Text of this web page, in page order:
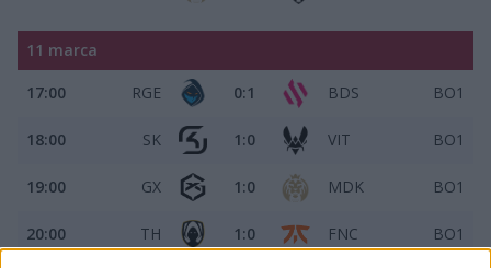
11 marca
17:00 RGE 0:1 BDS BO1
18:00 SK 1:0 VIT BO1
19:00 GX 1:0 MDK BO1
20:00 TH 1:0 FNC BO1